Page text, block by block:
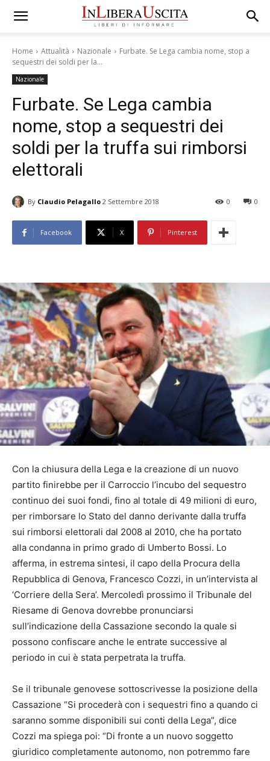
Home Attualità Nazionale
Furbate. Se Lega cambia nome, stop a
sequestri dei soldi per la...
Nazionale
Furbate. Se Lega cambia
nome, stop a sequestri dei
soldi per la truffa sui rimborsi
elettorali
By Claudio Pelagallo 2 Settembre 2018 0
0
Facebook X Pinterest
Con la chiusura della Lega e la creazione di un nuovo
partito finirebbe per il Carroccio l’incubo del sequestro
continuo dei suoi fondi, fino al totale di 49 milioni di euro,
per rimborsare lo Stato del danno derivante dalla truffa
sui rimborsi elettorali dal 2008 al 2010, che ha portato
alla condanna in primo grado di Umberto Bossi. Lo
afferma, in estrema sintesi, il capo della Procura della
Repubblica di Genova, Francesco Cozzi, in un’intervista al
‘Corriere della Sera’. Mercoledì prossimo il Tribunale del
Riesame di Genova dovrebbe pronunciarsi
sull’indicazione della Cassazione secondo la quale si
possono confiscare anche le entrate successive al
periodo in cui è stata perpetrata la truffa.
Se il tribunale genovese sottoscrivesse la posizione della
Cassazione “Si procederà con i sequestri fino a quando ci
saranno somme disponibili sui conti della Lega”, dice
Cozzi ma spiega poi: “Di fronte a un nuovo soggetto
giuridico completamente autonomo, non potremmo fare